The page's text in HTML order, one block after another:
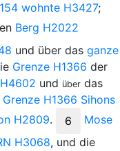
wohnte H3427;
Berg H2022
und über das ganze
Grenze H1366 der
H4602 und über das
Grenze H1366 Sihons
H2809. 6
Mose
H3068, und die